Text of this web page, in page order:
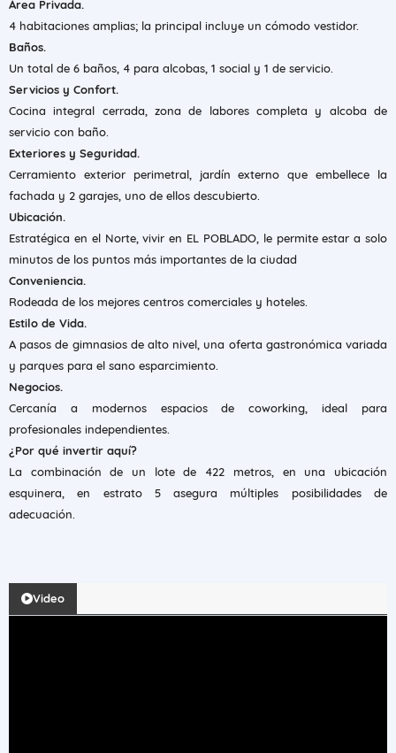
Área Privada.
4 habitaciones amplias; la principal incluye un cómodo vestidor.
Baños.
Un total de 6 baños, 4 para alcobas, 1 social y 1 de servicio.
Servicios y Confort.
Cocina integral cerrada, zona de labores completa y alcoba de
servicio con baño.
Exteriores y Seguridad.
Cerramiento exterior perimetral, jardín externo que embellece la
fachada y 2 garajes, uno de ellos descubierto.
Ubicación.
Estratégica en el Norte, vivir en EL POBLADO, le permite estar a solo
minutos de los puntos más importantes de la ciudad
Conveniencia.
Rodeada de los mejores centros comerciales y hoteles.
Estilo de Vida.
A pasos de gimnasios de alto nivel, una oferta gastronómica variada
y parques para el sano esparcimiento.
Negocios.
Cercanía a modernos espacios de coworking, ideal para
profesionales independientes.
¿Por qué invertir aquí?
La combinación de un lote de 422 metros, en una ubicación
esquinera, en estrato 5 asegura múltiples posibilidades de
adecuación.
Video